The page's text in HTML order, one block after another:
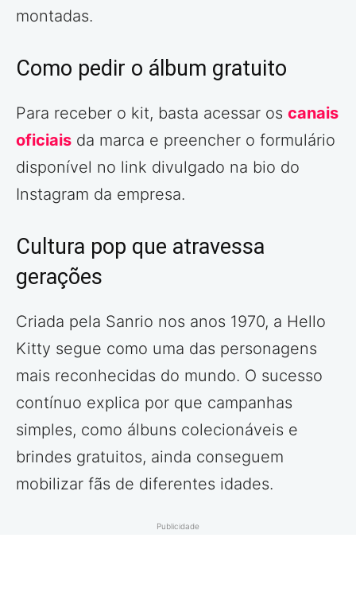
montadas.
Como pedir o álbum gratuito
Para receber o kit, basta acessar os canais
oficiais da marca e preencher o formulário
disponível no link divulgado na bio do
Instagram da empresa.
Cultura pop que atravessa
gerações
Criada pela Sanrio nos anos 1970, a Hello
Kitty segue como uma das personagens
mais reconhecidas do mundo. O sucesso
contínuo explica por que campanhas
simples, como álbuns colecionáveis e
brindes gratuitos, ainda conseguem
mobilizar fãs de diferentes idades.
Publicidade